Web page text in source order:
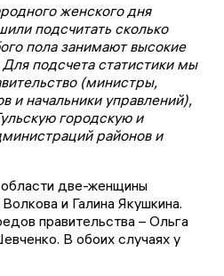
женского дня
подсчитать сколько
пола занимают высокие
Для подсчета статистики мы
(министры,
и начальники управлений),
городскую и
районов и
области две-женщины
и Галина Якушкина.
правительства – Ольга
В обоих случаях у